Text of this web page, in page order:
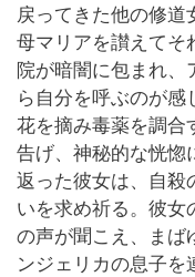
戻ってきた他の修道
母マリアを讃えてそ
院が暗闇に包まれ
ら自分を呼ぶのが
花を摘み毒薬を調合
告げ、神秘的な恍惚
返った彼女は、自殺
いを求め祈る。彼女
の声が聞こえ、まば
ンジェリカの息子